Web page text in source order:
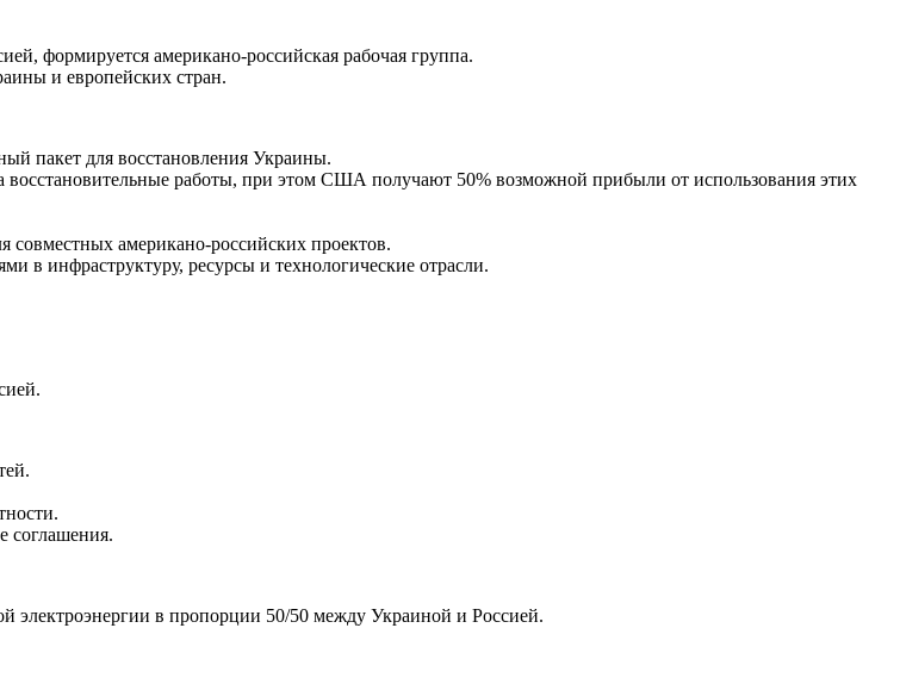
формируется американо-российская рабочая группа.
и европейских стран.
пакет для восстановления Украины.
восстановительные работы, при этом США получают 50% возможной прибыли от использования этих
совместных американо-российских проектов.
в инфраструктуру, ресурсы и технологические отрасли.
соглашения.
в пропорции 50/50 между Украиной и Россией.